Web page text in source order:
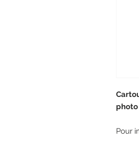
Pour